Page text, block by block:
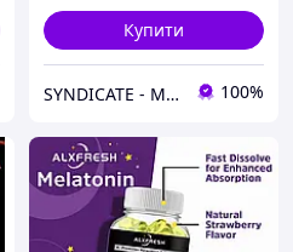
Купити
SYNDICATE - Магазин спортивного харчування 100%